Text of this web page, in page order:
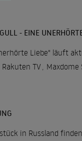
- EINE
Liebe" läuft
Rakuten TV Maxdome
in Russland